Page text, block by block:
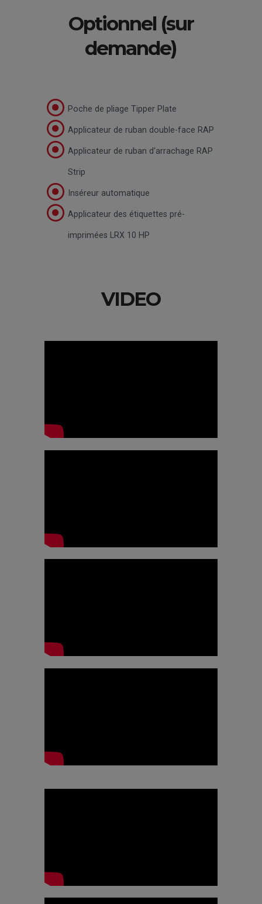
Optionnel (sur
demande)
Poche de pliage Tipper Plate
Applicateur de ruban double-face RAP
Applicateur de ruban d'arrachage RAP
Strip
Inséreur automatique
Applicateur des étiquettes pré-
imprimées LRX 10 HP
VIDEO